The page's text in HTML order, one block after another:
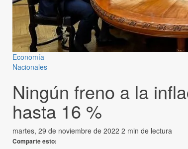
Economía
Nacionales
Ningún freno a la
hasta 16 %
martes, 29 de noviembre de 2022 2 min de lectura
Comparte esto: